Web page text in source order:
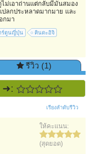
ม่เอาถ่านแต่กลับมีมันสมอง
ปลกประหลาดมากมาย และ
กมา
ร์ตูนญี่ปุ่น
คินดะอิจิ
รีวิว (1)
➜:
เรียงลำดับรีวิว
ให้คะแนน:
(สุดยอด)